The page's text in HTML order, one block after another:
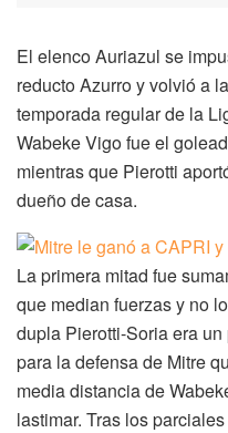
El elenco Auriazul se
reducto Azurro y volvió a
temporada regular de la
Wabeke Vigo fue el
mientras que Pierotti
dueño de casa.
La primera mitad fue
que median fuerzas y no
dupla Pierotti-Soria era
para la defensa de Mitre
media distancia de
lastimar. Tras los